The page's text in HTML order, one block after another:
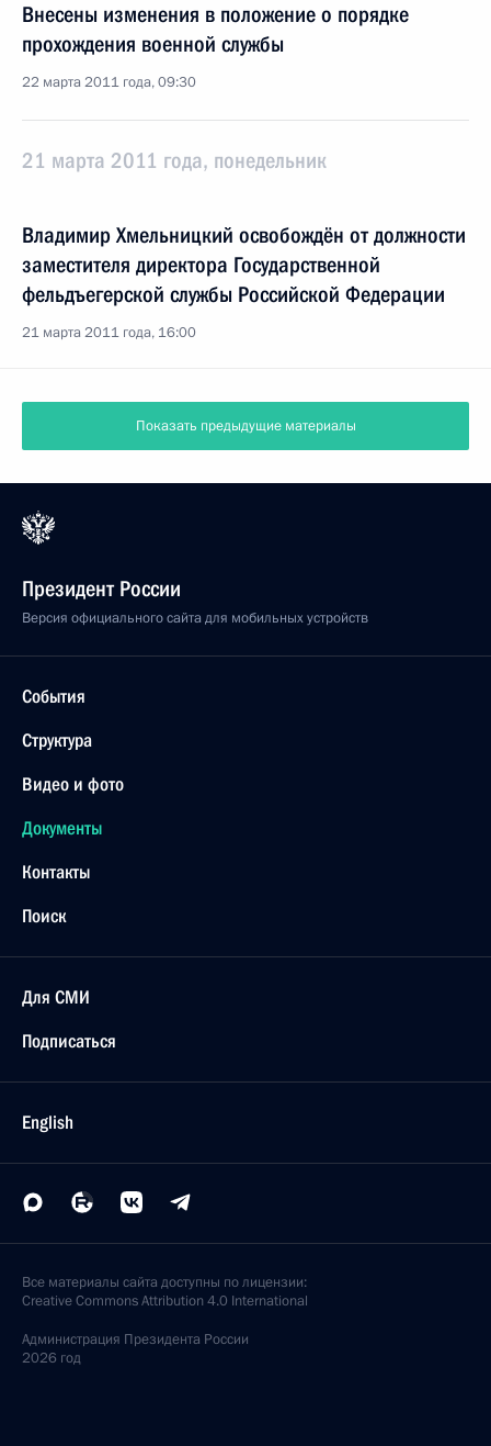
Внесены изменения в положение о порядке
прохождения военной службы
22 марта 2011 года, 09:30
21 марта 2011 года, понедельник
Владимир Хмельницкий освобождён от должности
заместителя директора Государственной
фельдъегерской службы Российской Федерации
21 марта 2011 года, 16:00
Показать предыдущие материалы
Президент России
Версия официального сайта для мобильных устройств
События
Структура
Видео и фото
Документы
Контакты
Поиск
Для СМИ
Подписаться
English
Все материалы сайта доступны по лицензии:
Creative Commons Attribution 4.0 International
Администрация Президента России
2026 год